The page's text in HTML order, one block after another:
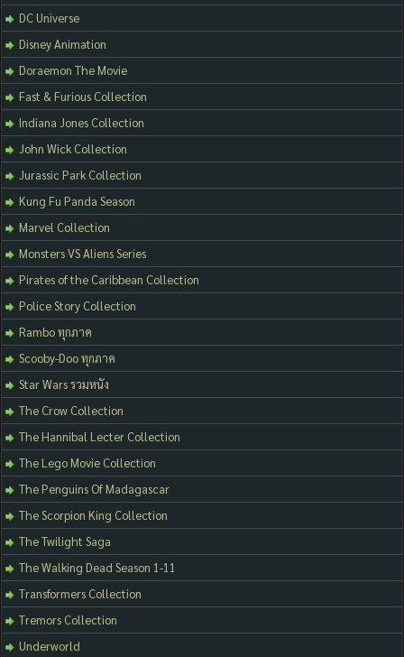
DC Universe
Disney Animation
Doraemon The Movie
Fast & Furious Collection
Indiana Jones Collection
John Wick Collection
Jurassic Park Collection
Kung Fu Panda Season
Marvel Collection
Monsters VS Aliens Series
Pirates of the Caribbean Collection
Police Story Collection
Rambo ทุกภาค
Scooby-Doo ทุกภาค
Star Wars รวมหนัง
The Crow Collection
The Hannibal Lecter Collection
The Lego Movie Collection
The Penguins Of Madagascar
The Scorpion King Collection
The Twilight Saga
The Walking Dead Season 1-11
Transformers Collection
Tremors Collection
Underworld